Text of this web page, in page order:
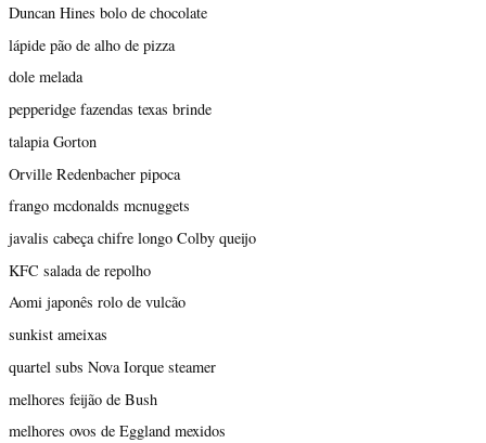
Duncan Hines bolo de chocolate
lápide pão de alho de pizza
dole melada
pepperidge fazendas texas brinde
talapia Gorton
Orville Redenbacher pipoca
frango mcdonalds mcnuggets
javalis cabeça chifre longo Colby queijo
KFC salada de repolho
Aomi japonês rolo de vulcão
sunkist ameixas
quartel subs Nova Iorque steamer
melhores feijão de Bush
melhores ovos de Eggland mexidos